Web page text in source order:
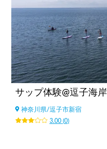
サップ体験@逗子海岸
神奈川県/逗子市新宿
3.00(0)